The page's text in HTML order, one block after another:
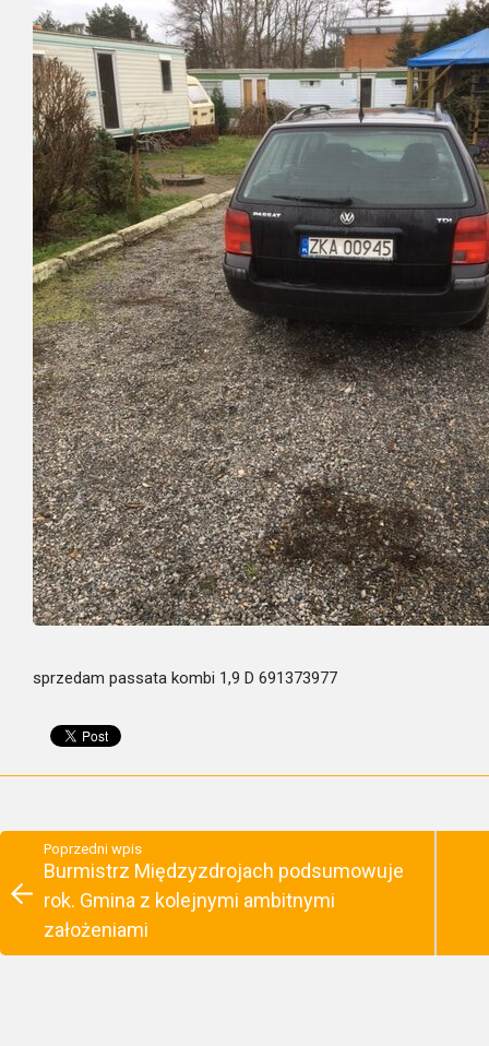
sprzedam passata kombi 1,9 D 691373977
Poprzedni wpis
Burmistrz Międzyzdrojach podsumowuje
rok. Gmina z kolejnymi ambitnymi
założeniami